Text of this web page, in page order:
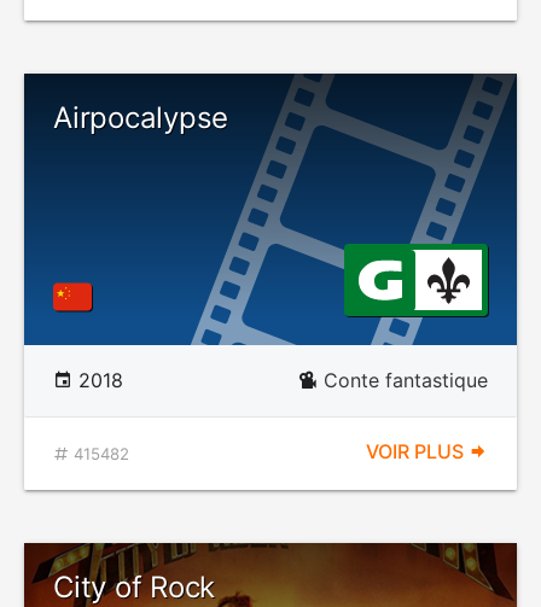
Airpocalypse
2018 Conte fantastique
415482 VOIR PLUS
City of Rock